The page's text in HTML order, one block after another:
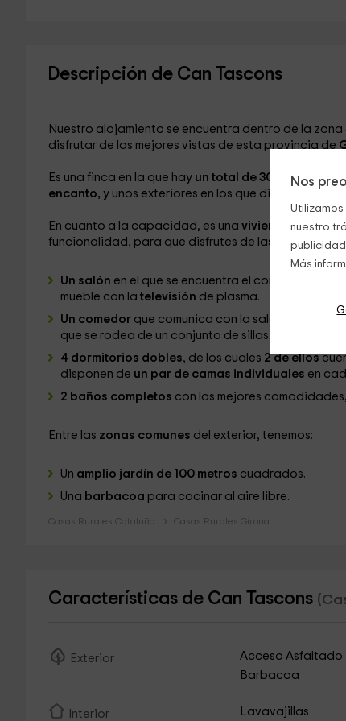
Nos
nuestro
Más
Descripción de Can Tascons
Nuestro alojamiento se encuentra dentro de la zona
disfrutar de las mejores vistas de esta provincia de
Es una finca en la que hayun total de 300 metros
encanto, y unos exteriores en los que disfrutar de
En cuanto a la capacidad, es una vivienda
funcionalidad, para que disfrutes de las mejores
Un salón en el que se encuentra el conjunto de los
mueble con la televisión de plasma.
Un comedorque comunica con la sala de estar
que se rodea de un conjunto de sillas.
4 dormitorios dobles, de los cuales 2 de ellos
disponen de un par de camas individuales en
2 baños completos con las mejores comodidades
Entre las zonas comunes del exterior, tenemos:
Un amplio jardín de 100 metros cuadrados.
Una barbacoa para cocinar al aire libre.
Casas Rurales Cataluña Casas Rurales Girona
Características de Can Tascons
Exterior Acceso Asfaltado
Barbacoa
Interior Lavavajillas